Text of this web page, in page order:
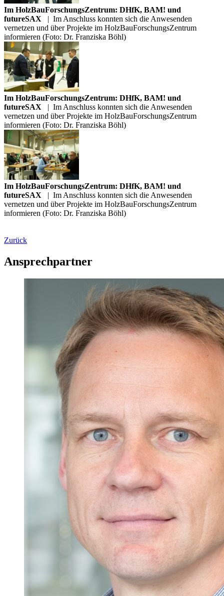
Im HolzBauForschungsZentrum: DHfK, BAM! und
futureSAX | Im Anschluss konnten sich die Anwesenden
vernetzen und über Projekte im HolzBauForschungsZentrum
informieren (Foto: Dr. Franziska Böhl)
Im HolzBauForschungsZentrum: DHfK, BAM! und
futureSAX | Im Anschluss konnten sich die Anwesenden
vernetzen und über Projekte im HolzBauForschungsZentrum
informieren (Foto: Dr. Franziska Böhl)
Im HolzBauForschungsZentrum: DHfK, BAM! und
futureSAX | Im Anschluss konnten sich die Anwesenden
vernetzen und über Projekte im HolzBauForschungsZentrum
informieren (Foto: Dr. Franziska Böhl)
Zurück
Ansprechpartner